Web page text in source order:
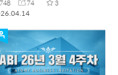
748 74
3